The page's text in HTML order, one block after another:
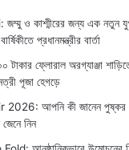
ও কাশ্মীরের জন্য এক নতুন
প্রধানমন্ত্রীর বার্তা
ফ্লোরাল অরগ্যাঞ্জা
পূজা হেগড়ে
আপনি কী জানেন পুষ্কর
নিন